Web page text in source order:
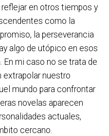
en otros tiempos y
como la
la perseverancia
algo de utópico en esos
mi caso no se trata de
extrapolar nuestro
mundo para confrontar
novelas aparecen
actuales,
cercano.